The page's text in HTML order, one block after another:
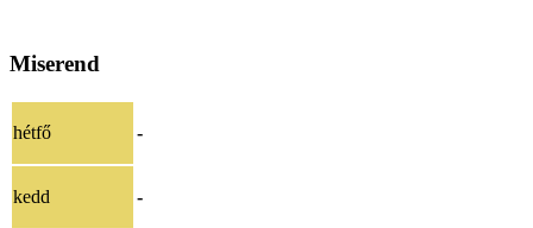
Miserend
hétfő -
kedd -